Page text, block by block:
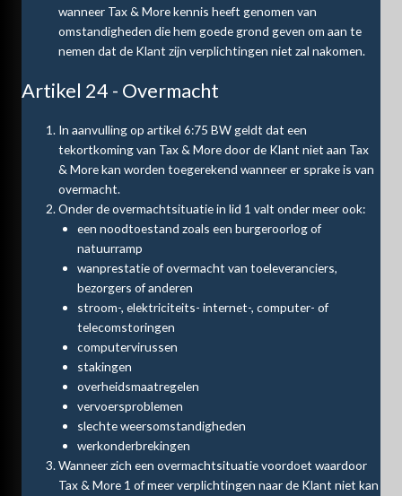
wanneer Tax & More kennis heeft genomen van
omstandigheden die hem goede grond geven om aan te
nemen dat de Klant zijn verplichtingen niet zal nakomen.
Artikel 24 - Overmacht
In aanvulling op artikel 6:75 BW geldt dat een
tekortkoming van Tax & More door de Klant niet aan Tax
& More kan worden toegerekend wanneer er sprake is van
overmacht.
Onder de overmachtsituatie in lid 1 valt onder meer ook:
een noodtoestand zoals een burgeroorlog of
natuurramp
wanprestatie of overmacht van toeleveranciers,
bezorgers of anderen
stroom-, elektriciteits- internet-, computer- of
telecomstoringen
computervirussen
stakingen
overheidsmaatregelen
vervoersproblemen
slechte weersomstandigheden
werkonderbrekingen
Wanneer zich een overmachtsituatie voordoet waardoor
Tax & More 1 of meer verplichtingen naar de Klant niet kan